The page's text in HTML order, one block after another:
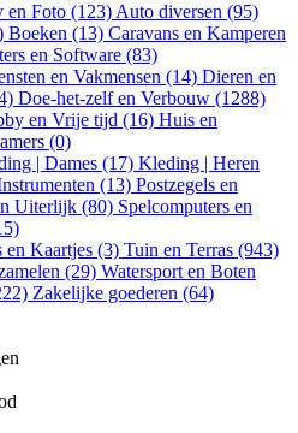
en Foto (123) Auto diversen (95)
Boeken (13) Caravans en Kamperen
en Software (83)
en Vakmensen (14) Dieren en
Doe-het-zelf en Verbouw (1288)
en Vrije tijd (16) Huis en
(0)
| Dames (17) Kleding | Heren
(13) Postzegels en
Uiterlijk (80) Spelcomputers en
en Kaartjes (3) Tuin en Terras (943)
(29) Watersport en Boten
Zakelijke goederen (64)